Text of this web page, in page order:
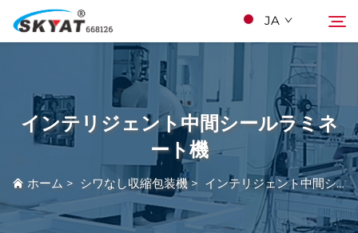
JA
スカイアットについて
シワなし収縮包装機
ビデオとアプリケーション
検索
インテリジェント中間シールラミネ
ート機
ホーム > シワなし収縮包装機> インテリジェント中間シールラミネート機